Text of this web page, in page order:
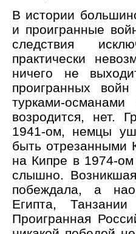
В истории
и проигранные
следствия
практически
ничего не
проигранных
турками-
возродится, нет.
1941-ом, немцы
быть отрезанными
на Кипре в 1974-
слышно.
побеждала, а
Египта,
Проигранная